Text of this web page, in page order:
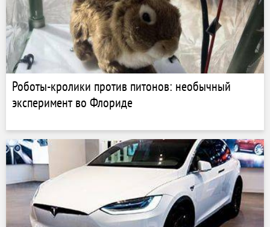
Роботы-кролики против питонов: необычный
эксперимент во Флориде